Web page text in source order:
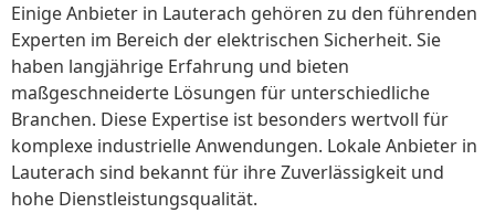
Einige Anbieter in Lauterach gehören zu den führenden
Experten im Bereich der elektrischen Sicherheit. Sie
haben langjährige Erfahrung und bieten
maßgeschneiderte Lösungen für unterschiedliche
Branchen. Diese Expertise ist besonders wertvoll für
komplexe industrielle Anwendungen. Lokale Anbieter in
Lauterach sind bekannt für ihre Zuverlässigkeit und
hohe Dienstleistungsqualität.